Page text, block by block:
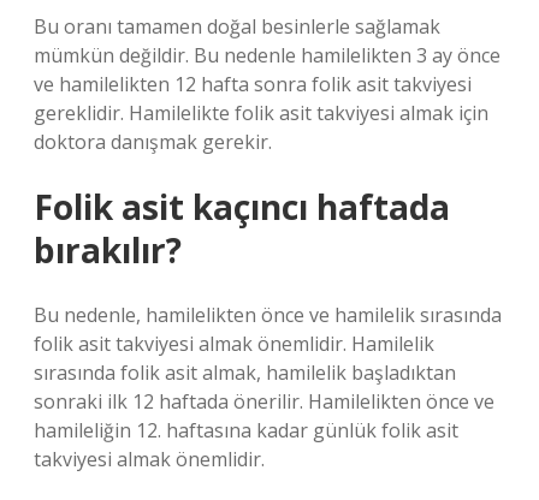
Bu oranı tamamen doğal besinlerle sağlamak
mümkün değildir. Bu nedenle hamilelikten 3 ay önce
ve hamilelikten 12 hafta sonra folik asit takviyesi
gereklidir. Hamilelikte folik asit takviyesi almak için
doktora danışmak gerekir.
Folik asit kaçıncı haftada
bırakılır?
Bu nedenle, hamilelikten önce ve hamilelik sırasında
folik asit takviyesi almak önemlidir. Hamilelik
sırasında folik asit almak, hamilelik başladıktan
sonraki ilk 12 haftada önerilir. Hamilelikten önce ve
hamileliğin 12. haftasına kadar günlük folik asit
takviyesi almak önemlidir.